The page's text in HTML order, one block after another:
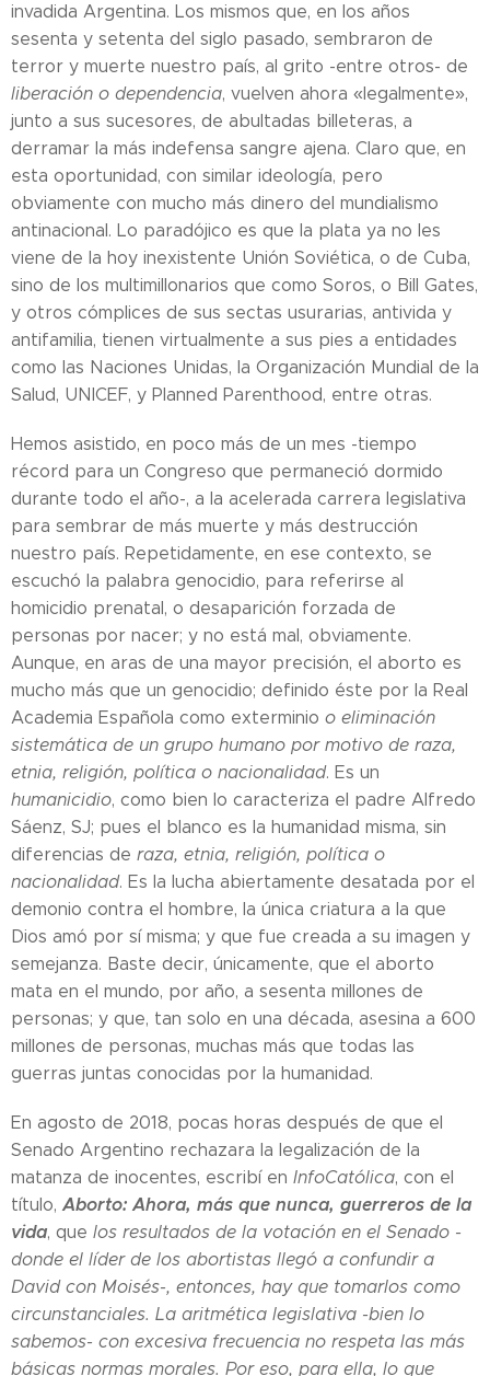
invadida Argentina. Los mismos que, en los años
sesenta y setenta del siglo pasado, sembraron de
terror y muerte nuestro país, al grito -entre otros- de
liberación o dependencia, vuelven ahora «legalmente»,
junto a sus sucesores, de abultadas billeteras, a
derramar la más indefensa sangre ajena. Claro que, en
esta oportunidad, con similar ideología, pero
obviamente con mucho más dinero del mundialismo
antinacional. Lo paradójico es que la plata ya no les
viene de la hoy inexistente Unión Soviética, o de Cuba,
sino de los multimillonarios que como Soros, o Bill Gates,
y otros cómplices de sus sectas usurarias, antivida y
antifamilia, tienen virtualmente a sus pies a entidades
como las Naciones Unidas, la Organización Mundial de la
Salud, UNICEF, y Planned Parenthood, entre otras.
Hemos asistido, en poco más de un mes -tiempo
récord para un Congreso que permaneció dormido
durante todo el año-, a la acelerada carrera legislativa
para sembrar de más muerte y más destrucción
nuestro país. Repetidamente, en ese contexto, se
escuchó la palabra genocidio, para referirse al
homicidio prenatal, o desaparición forzada de
personas por nacer; y no está mal, obviamente.
Aunque, en aras de una mayor precisión, el aborto es
mucho más que un genocidio; definido éste por la Real
Academia Española como exterminio o eliminación
sistemática de un grupo humano por motivo de raza,
etnia, religión, política o nacionalidad. Es un
humanicidio, como bien lo caracteriza el padre Alfredo
Sáenz, SJ; pues el blanco es la humanidad misma, sin
diferencias de raza, etnia, religión, política o
nacionalidad. Es la lucha abiertamente desatada por el
demonio contra el hombre, la única criatura a la que
Dios amó por sí misma; y que fue creada a su imagen y
semejanza. Baste decir, únicamente, que el aborto
mata en el mundo, por año, a sesenta millones de
personas; y que, tan solo en una década, asesina a 600
millones de personas, muchas más que todas las
guerras juntas conocidas por la humanidad.
En agosto de 2018, pocas horas después de que el
Senado Argentino rechazara la legalización de la
matanza de inocentes, escribí en InfoCatólica, con el
título, Aborto: Ahora, más que nunca, guerreros de la
vida, que los resultados de la votación en el Senado -
donde el líder de los abortistas llegó a confundir a
David con Moisés-, entonces, hay que tomarlos como
circunstanciales. La aritmética legislativa -bien lo
sabemos- con excesiva frecuencia no respeta las más
básicas normas morales. Por eso, para ella, lo que